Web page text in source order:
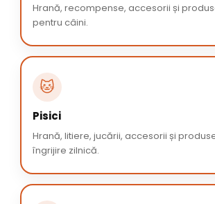
Hrană, recompense, accesorii și
pentru câini.
🐱
Pisici
Hrană, litiere, jucării, accesorii și
îngrijire zilnică.